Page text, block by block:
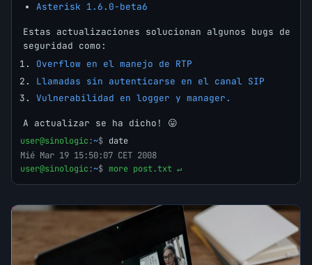
Asterisk 1.6.0-beta6
Estas actualizaciones solucionan algunos bugs de
seguridad como:
Overflow en el manejo de RTP
Llamadas sin autenticarse en el canal SIP
Vulnerabilidad en logger y manager.
A actualizar se ha dicho! 😛
user@sinologic:~$ date
Mié Mar 19 15:50:07 CET 2008
user@sinologic:~$ more post.txt ↵